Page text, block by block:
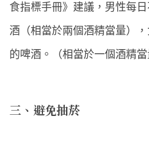
食指標手冊》建議，男性每
酒（相當於兩個酒精當量）
的啤酒。（相當於一個酒精當
三、避免抽菸